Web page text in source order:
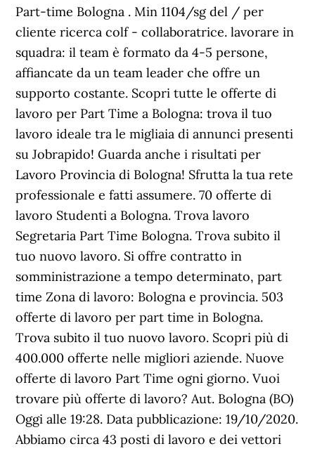
Part-time Bologna . Min 1104/sg del / per
cliente ricerca colf - collaboratrice. lavorare in
squadra: il team è formato da 4-5 persone,
affiancate da un team leader che offre un
supporto costante. Scopri tutte le offerte di
lavoro per Part Time a Bologna: trova il tuo
lavoro ideale tra le migliaia di annunci presenti
su Jobrapido! Guarda anche i risultati per
Lavoro Provincia di Bologna! Sfrutta la tua rete
professionale e fatti assumere. 70 offerte di
lavoro Studenti a Bologna. Trova lavoro
Segretaria Part Time Bologna. Trova subito il
tuo nuovo lavoro. Si offre contratto in
somministrazione a tempo determinato, part
time Zona di lavoro: Bologna e provincia. 503
offerte di lavoro per part time in Bologna.
Trova subito il tuo nuovo lavoro. Scopri più di
400.000 offerte nelle migliori aziende. Nuove
offerte di lavoro Part Time ogni giorno. Vuoi
trovare più offerte di lavoro? Aut. Bologna (BO)
Oggi alle 19:28. Data pubblicazione: 19/10/2020.
Abbiamo circa 43 posti di lavoro e dei vettori